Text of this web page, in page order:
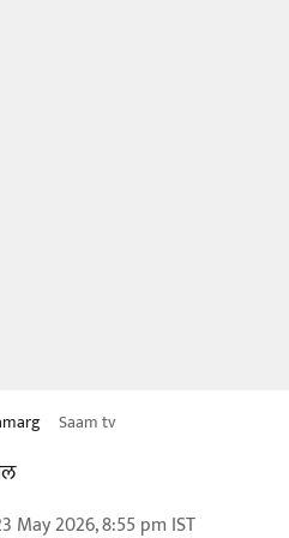
Saam tv
May 2026, 8:55 pm IST